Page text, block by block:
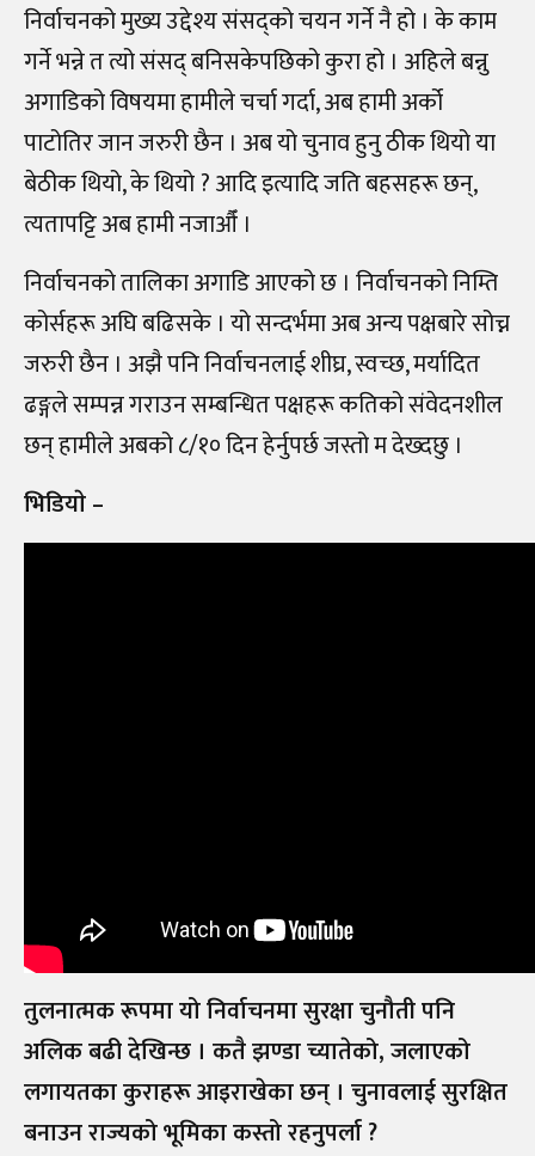
निर्वाचनको मुख्य उद्देश्य संसद्को चयन गर्ने नै हो । के काम
गर्ने भन्ने त त्यो संसद् बनिसकेपछिको कुरा हो । अहिले बन्नु
अगाडिको विषयमा हामीले चर्चा गर्दा, अब हामी अर्को
पाटोतिर जान जरुरी छैन । अब यो चुनाव हुनु ठीक थियो या
बेठीक थियो, के थियो ? आदि इत्यादि जति बहसहरू छन्,
त्यतापट्टि अब हामी नजाऔँ ।
निर्वाचनको तालिका अगाडि आएको छ । निर्वाचनको निम्ति
कोर्सहरू अघि बढिसके । यो सन्दर्भमा अब अन्य पक्षबारे सोच्न
जरुरी छैन । अझै पनि निर्वाचनलाई शीघ्र, स्वच्छ, मर्यादित
ढङ्गले सम्पन्न गराउन सम्बन्धित पक्षहरू कतिको संवेदनशील
छन् हामीले अबको ८/१० दिन हेर्नुपर्छ जस्तो म देख्दछु ।
भिडियाे –
तुलनात्मक रूपमा यो निर्वाचनमा सुरक्षा चुनौती पनि
अलिक बढी देखिन्छ । कतै झण्डा च्यातेको, जलाएको
लगायतका कुराहरू आइराखेका छन् । चुनावलाई सुरक्षित
बनाउन राज्यको भूमिका कस्तो रहनुपर्ला ?